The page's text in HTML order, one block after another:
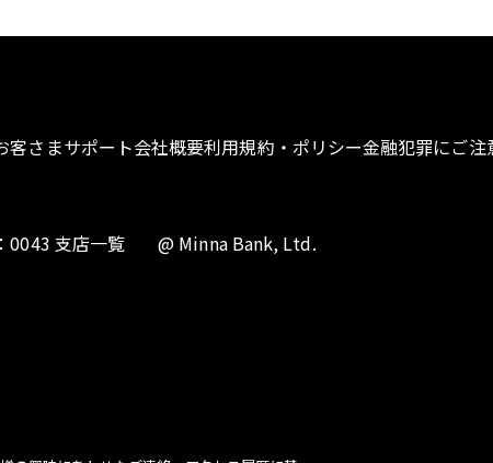
客さまサポート会社概要利用規約・ポリシー金融犯罪にご注
0043 支店一覧 @ Minna Bank, Ltd.